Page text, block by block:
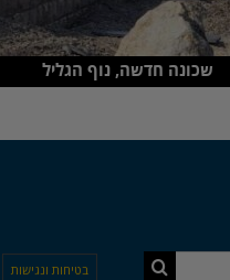
שכונה חדשה, נוף הגליל
בטיחות ונגישות